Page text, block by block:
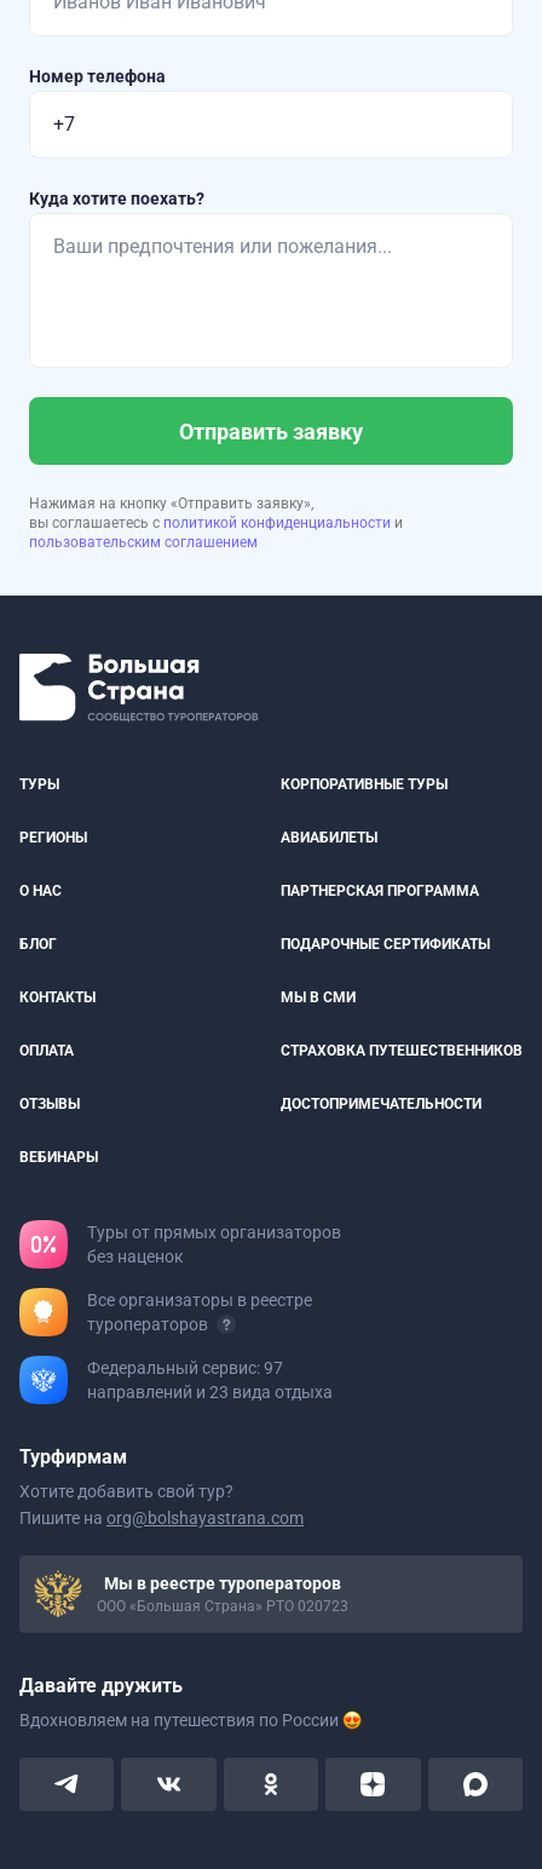
Номер телефона
Куда хотите поехать?
Отправить заявку
Нажимая на кнопку «Отправить заявку»,
вы соглашаетесь с политикой конфиденциальности и
пользовательским соглашением
ТУРЫ КОРПОРАТИВНЫЕ ТУРЫ
РЕГИОНЫ АВИАБИЛЕТЫ
О НАС ПАРТНЕРСКАЯ ПРОГРАММА
БЛОГ ПОДАРОЧНЫЕ СЕРТИФИКАТЫ
КОНТАКТЫ МЫ В СМИ
ОПЛАТА СТРАХОВКА ПУТЕШЕСТВЕННИКОВ
ОТЗЫВЫ ДОСТОПРИМЕЧАТЕЛЬНОСТИ
ВЕБИНАРЫ
Туры от прямых организаторов
без наценок
Все организаторы в реестре
туроператоров
Федеральный сервис: 97
направлений и 23 вида отдыха
Турфирмам
Хотите добавить свой тур?
Пишите на org@bolshayastrana.com
Мы в реестре туроператоров
ООО «Большая Страна» РТО 020723
Давайте дружить
Вдохновляем на путешествия по России